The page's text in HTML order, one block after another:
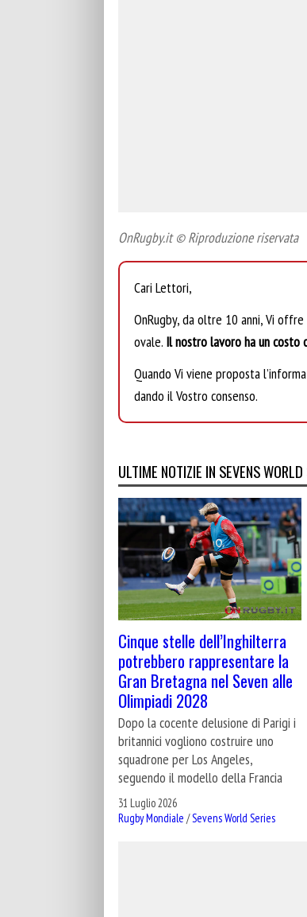
OnRugby.it © Riproduzione riservata
Cari Lettori,
OnRugby, da oltre 10 anni, Vi
ovale. Il nostro lavoro ha un costo
Quando Vi viene proposta
dando il Vostro consenso.
ULTIME NOTIZIE IN SEVENS WORLD
Cinque stelle dell’Inghilterra
potrebbero rappresentare la
Gran Bretagna nel Seven alle
Olimpiadi 2028
Dopo la cocente delusione di Parigi i
britannici vogliono costruire uno
squadrone per Los Angeles,
seguendo il modello della Francia
31 Luglio 2026
Rugby Mondiale /Sevens World Series